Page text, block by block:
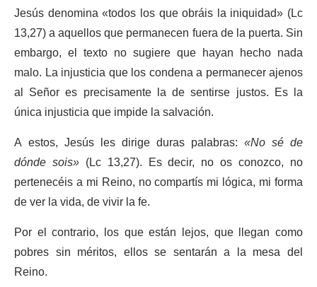
Jesús denomina «todos los que obráis la iniquidad» (Lc
13,27) a aquellos que permanecen fuera de la puerta. Sin
embargo, el texto no sugiere que hayan hecho nada
malo. La injusticia que los condena a permanecer ajenos
al Señor es precisamente la de sentirse justos. Es la
única injusticia que impide la salvación.
A estos, Jesús les dirige duras palabras: «No sé de
dónde sois»(Lc 13,27). Es decir, no os conozco, no
pertenecéis a mi Reino, no compartís mi lógica, mi forma
de ver la vida, de vivir la fe.
Por el contrario, los que están lejos, que llegan como
pobres sin méritos, ellos se sentarán a la mesa del
Reino.